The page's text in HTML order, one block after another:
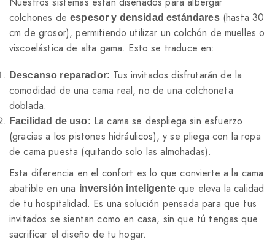
colchones deespesor y densidad estándares(hasta 30
cm de grosor), permitiendo utilizar un colchón de muelles o
viscoelástica de alta gama. Esto se traduce en:
Descanso reparador: Tus invitados disfrutarán de la
comodidad de una cama real, no de una colchoneta
doblada.
Facilidad de uso: La cama se despliega sin esfuerzo
(gracias a los pistones hidráulicos), y se pliega con la ropa
de cama puesta (quitando solo las almohadas).
Esta diferencia en el confort es lo que convierte a la cama
abatible en una inversión inteligenteque eleva la calidad
de tu hospitalidad. Es una solución pensada para que tus
invitados se sientan como en casa, sin que tú tengas que
sacrificar el diseño de tu hogar.